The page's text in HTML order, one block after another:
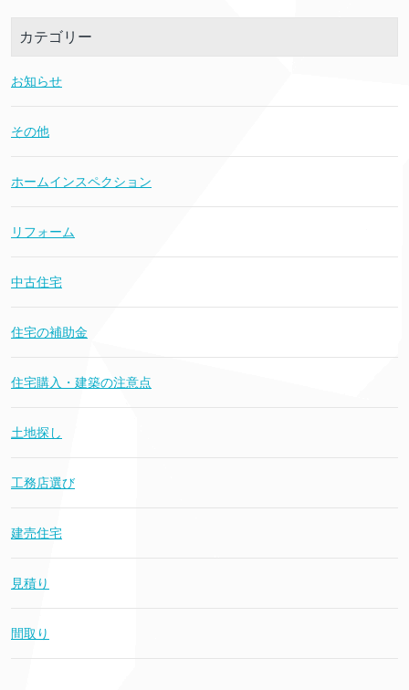
カテゴリー
お知らせ
その他
ホームインスペクション
リフォーム
中古住宅
住宅の補助金
住宅購入・建築の注意点
土地探し
工務店選び
建売住宅
見積り
間取り